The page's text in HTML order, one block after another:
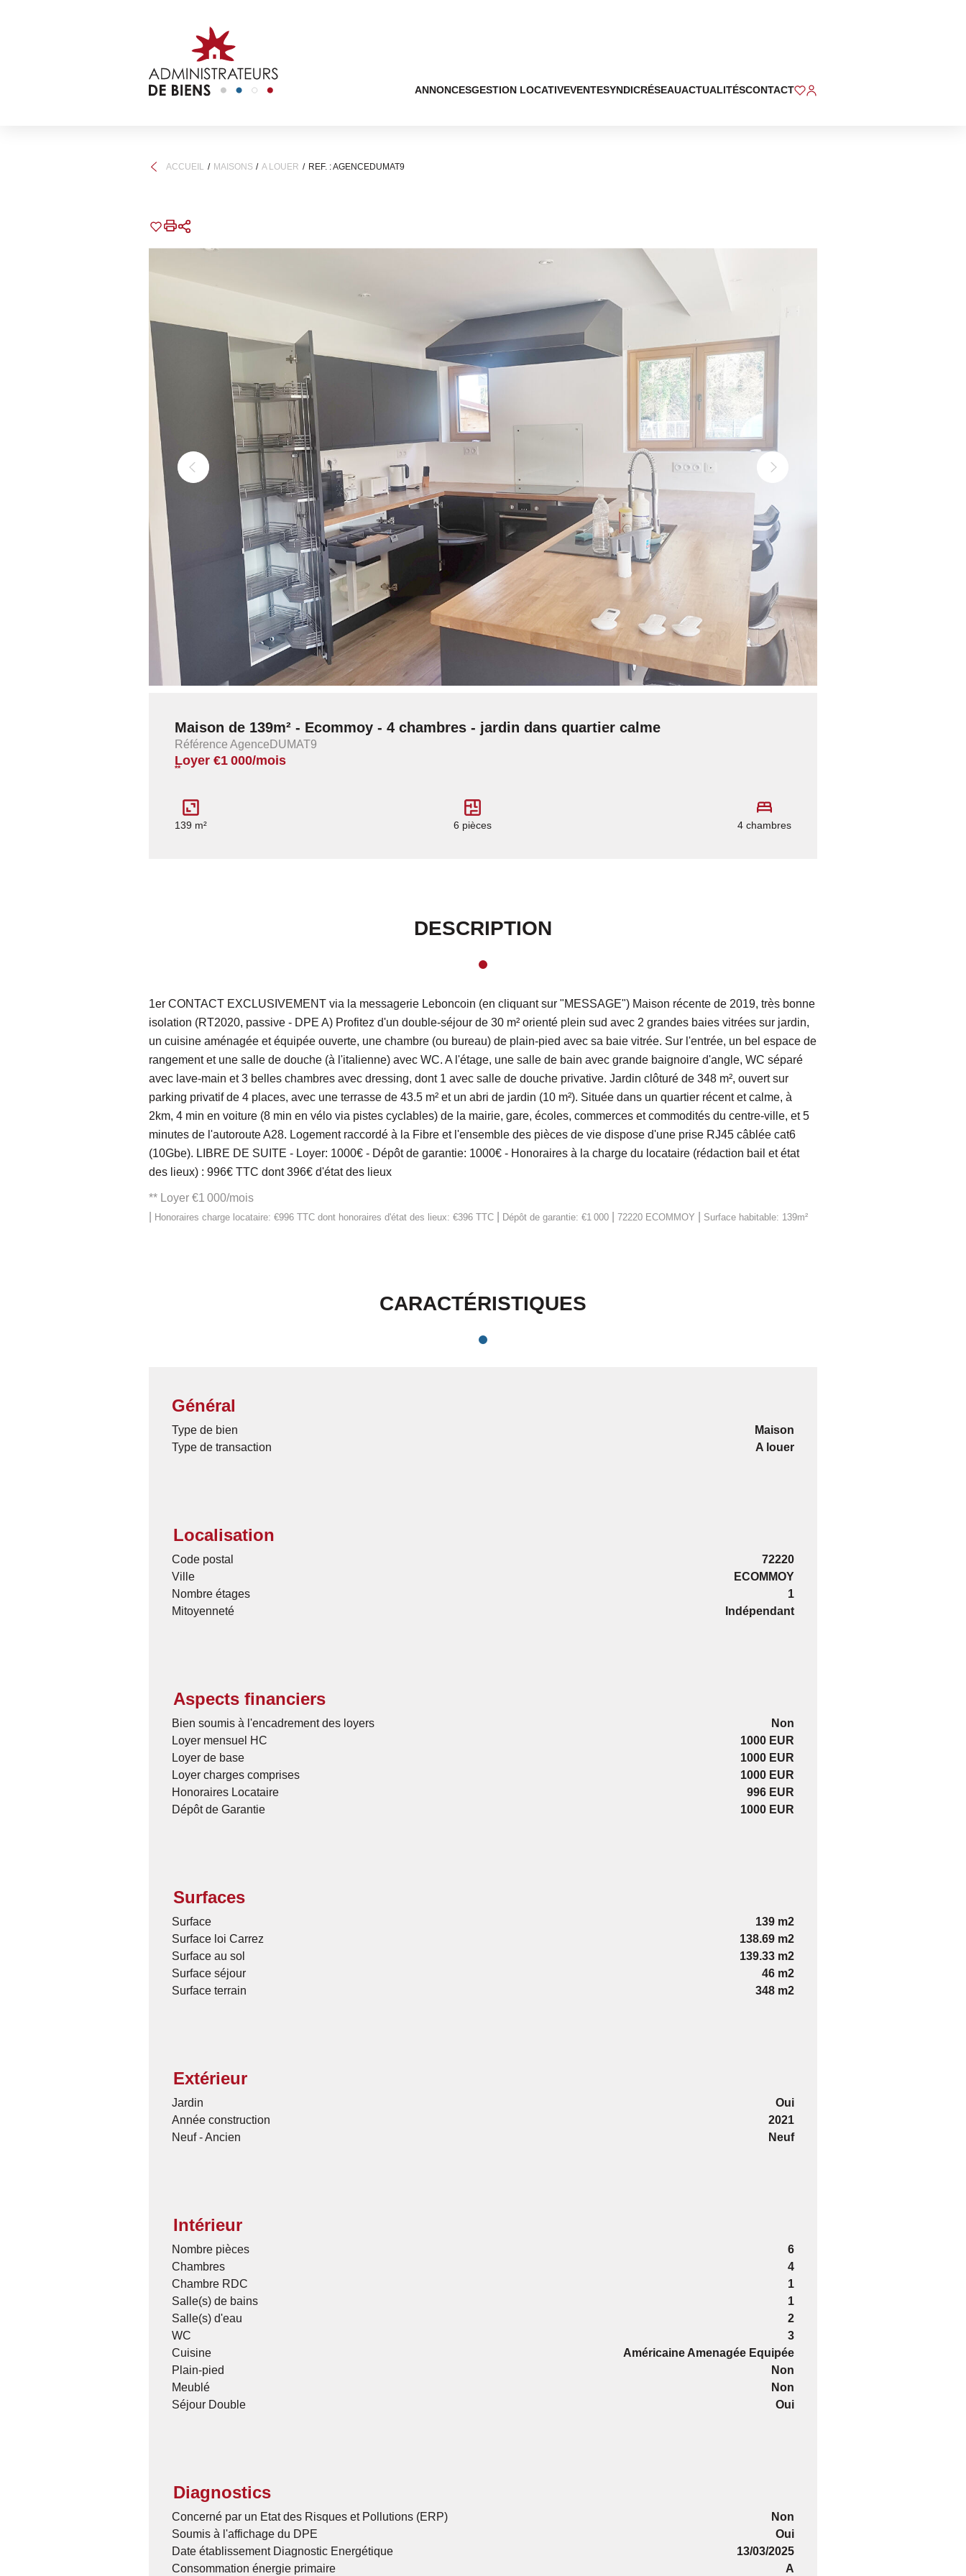
ANNONCESGESTION LOCATIVEVENTESYNDICRÉSEAUACTUALITÉSCONTACT
ACCUEIL MAISONS A LOUER REF. : AGENCEDUMAT9
Maison de 139m² - Ecommoy - 4 chambres - jardin dans quartier calme
Référence AgenceDUMAT9
Loyer €1 000/mois
**
139 m² 6 pièces 4 chambres
DESCRIPTION
1er CONTACT EXCLUSIVEMENT via la messagerie Leboncoin (en cliquant sur "MESSAGE") Maison récente de 2019, très bonne
isolation (RT2020, passive - DPE A) Profitez d'un double-séjour de 30 m² orienté plein sud avec 2 grandes baies vitrées sur jardin,
un cuisine aménagée et équipée ouverte, une chambre (ou bureau) de plain-pied avec sa baie vitrée. Sur l'entrée, un bel espace de
rangement et une salle de douche (à l'italienne) avec WC. A l'étage, une salle de bain avec grande baignoire d'angle, WC séparé
avec lave-main et 3 belles chambres avec dressing, dont 1 avec salle de douche privative. Jardin clôturé de 348 m², ouvert sur
parking privatif de 4 places, avec une terrasse de 43.5 m² et un abri de jardin (10 m²). Située dans un quartier récent et calme, à
2km, 4 min en voiture (8 min en vélo via pistes cyclables) de la mairie, gare, écoles, commerces et commodités du centre-ville, et 5
minutes de l'autoroute A28. Logement raccordé à la Fibre et l'ensemble des pièces de vie dispose d'une prise RJ45 câblée cat6
(10Gbe). LIBRE DE SUITE - Loyer: 1000€ - Dépôt de garantie: 1000€ - Honoraires à la charge du locataire (rédaction bail et état
des lieux) : 996€ TTC dont 396€ d'état des lieux
** Loyer €1 000/mois
Honoraires charge locataire: €996 TTC dont honoraires d'état des lieux: €396 TTC Dépôt de garantie: €1 000 72220 ECOMMOY Surface habitable: 139m²
CARACTÉRISTIQUES
Général
Type de bien
Maison
Type de transaction
A louer
Localisation
Code postal
72220
Ville
ECOMMOY
Nombre étages
1
Mitoyenneté
Indépendant
Aspects financiers
Bien soumis à l'encadrement des loyers
Non
Loyer mensuel HC
1000 EUR
Loyer de base
1000 EUR
Loyer charges comprises
1000 EUR
Honoraires Locataire
996 EUR
Dépôt de Garantie
1000 EUR
Surfaces
Surface
139 m2
Surface loi Carrez
138.69 m2
Surface au sol
139.33 m2
Surface séjour
46 m2
Surface terrain
348 m2
Extérieur
Jardin
Oui
Année construction
2021
Neuf - Ancien
Neuf
Intérieur
Nombre pièces
6
Chambres
4
Chambre RDC
1
Salle(s) de bains
1
Salle(s) d'eau
2
WC
3
Cuisine
Américaine Amenagée Equipée
Plain-pied
Non
Meublé
Non
Séjour Double
Oui
Diagnostics
Concerné par un Etat des Risques et Pollutions (ERP)
Non
Soumis à l'affichage du DPE
Oui
Date établissement Diagnostic Energétique
13/03/2025
Consommation énergie primaire
A